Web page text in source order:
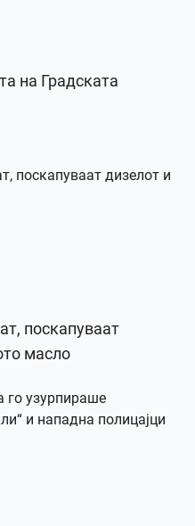
на Градската
поскапуваат
масло